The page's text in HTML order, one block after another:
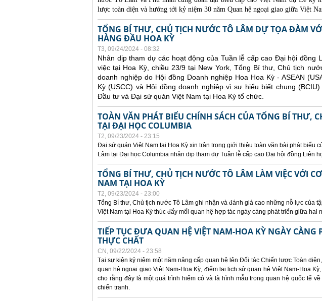
lược toàn diện và hướng tới kỷ niệm 30 năm Quan hệ ngoại giao giữa Việt
TỔNG BÍ THƯ, CHỦ TỊCH NƯỚC TÔ LÂM DỰ TỌA ĐÀM
HÀNG ĐẦU HOA KỲ
T3, 09/24/2024 - 08:32
Nhân dịp tham dự các hoạt động của Tuần lễ cấp cao Đại hội đồng
việc tại Hoa Kỳ, chiều 23/9 tại New York, Tổng Bí thư, Chủ tịch
doanh nghiệp do Hội đồng Doanh nghiệp Hoa Hoa Kỳ - ASEAN
Kỳ (USCC) và Hội đồng doanh nghiệp vì sự hiểu biết chung
Đầu tư và Đại sứ quán Việt Nam tại Hoa Kỳ tổ chức.
TOÀN VĂN PHÁT BIỂU CHÍNH SÁCH CỦA TỔNG BÍ THƯ,
TẠI ĐẠI HỌC COLUMBIA
T2, 09/23/2024 - 23:15
Đại sứ quán Việt Nam tại Hoa Kỳ xin trân trọng giới thiệu toàn văn bài phát biểu
Lâm tại Đại học Columbia nhân dịp tham dự Tuần lễ cấp cao Đại hội đồng Liên
TỔNG BÍ THƯ, CHỦ TỊCH NƯỚC TÔ LÂM LÀM VIỆC VỚI
NAM TẠI HOA KỲ
T2, 09/23/2024 - 23:00
Tổng Bí thư, Chủ tịch nước Tô Lâm ghi nhận và đánh giá cao những nỗ lực của
Việt Nam tại Hoa Kỳ thúc đẩy mối quan hệ hợp tác ngày càng phát triển giữa hai
TIẾP TỤC ĐƯA QUAN HỆ VIỆT NAM-HOA KỲ NGÀY CÀNG
THỰC CHẤT
CN, 09/22/2024 - 23:58
Tại sự kiện kỷ niệm một năm nâng cấp quan hệ lên Đối tác Chiến lược Toàn
quan hệ ngoại giao Việt Nam-Hoa Kỳ, điểm lại lịch sử quan hệ Việt Nam-Hoa
cho rằng đây là một quá trình hiếm có và là hình mẫu trong quan hệ quốc tế
chiến tranh.